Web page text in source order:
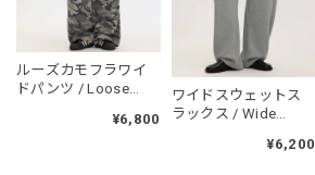
2026/05/27
ルーズカモフラワイ
ドパンツ / Loose
¥6,800
ワイドスウェットス
ラックス / Wide
¥6,200